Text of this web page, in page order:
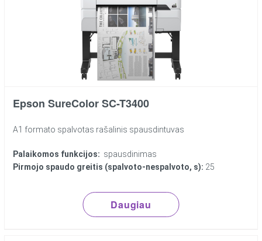
Epson SureColor SC-T3400
A1 formato spalvotas rašalinis spausdintuvas
Palaikomos funkcijos: spausdinimas
Pirmojo spaudo greitis (spalvoto-nespalvoto, s): 25
Daugiau